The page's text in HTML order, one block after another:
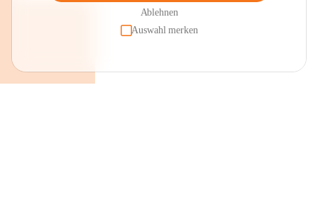
Ablehnen
Auswahl merken